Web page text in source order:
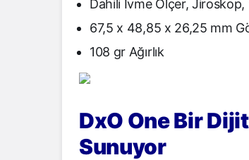
Dahili İvme Ölçer,
67,5 x 48,85 x 26,25 mm
108 gr Ağırlık
DxO One Bir
Sunuyor